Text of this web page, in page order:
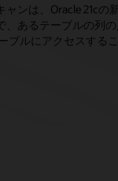
ンは、Oracle 21cの
、あるテーブルの列
ルにアクセスするこ